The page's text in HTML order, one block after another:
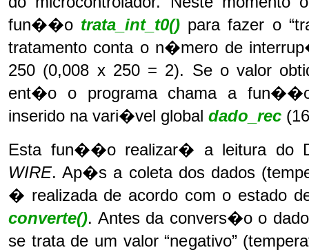
fun��o trata_int_t0() para fazer o
tratamento conta o n�mero de
250 (0,008 x 250 = 2). Se o valor
ent�o o programa chama a
inserido na vari�vel global dado_rec (16
Esta fun��o realizar� a leitura do
WIRE. Ap�s a coleta dos dados
� realizada de acordo com o estado
converte(). Antes da convers�o o
se trata de um valor “negativo”